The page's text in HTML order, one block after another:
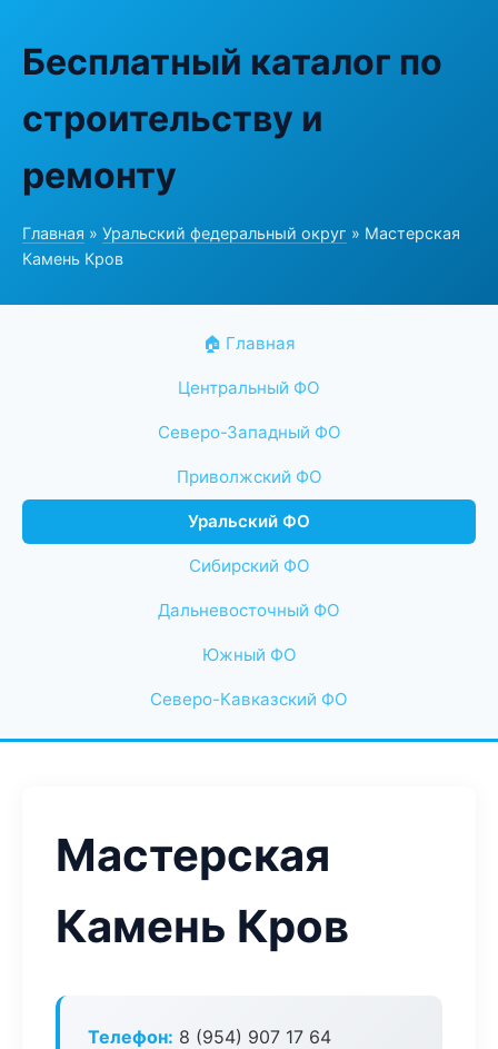
Бесплатный каталог по
строительству и
ремонту
Главная » Уральский федеральный округ » Мастерская
Камень Кров
🏠 Главная
Центральный ФО
Северо-Западный ФО
Приволжский ФО
Уральский ФО
Сибирский ФО
Дальневосточный ФО
Южный ФО
Северо-Кавказский ФО
Мастерская
Камень Кров
Телефон: 8 (954) 907 17 64